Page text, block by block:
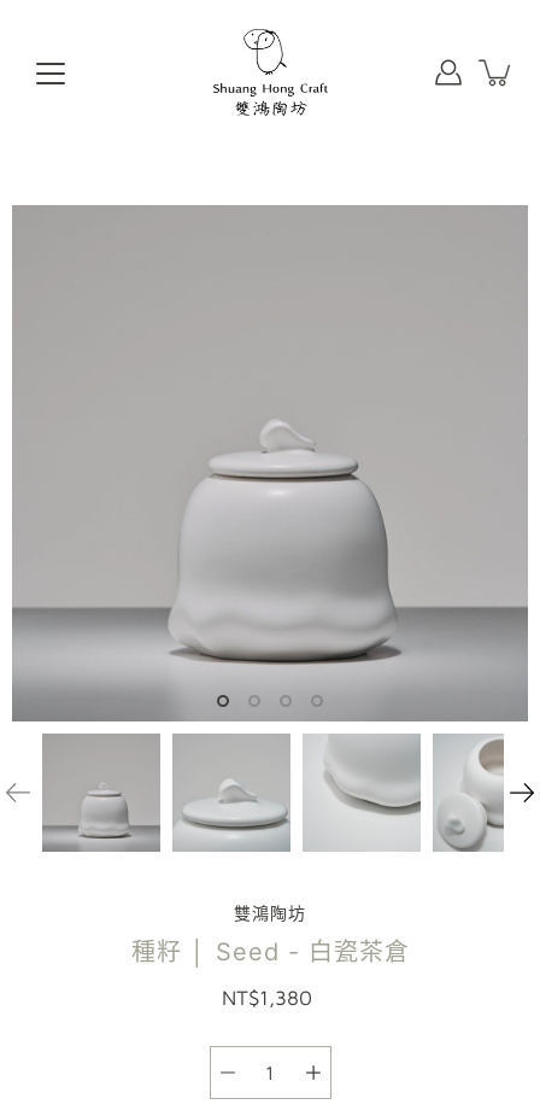
雙鴻陶坊
種籽 │ Seed - 白瓷茶倉
NT$1,380